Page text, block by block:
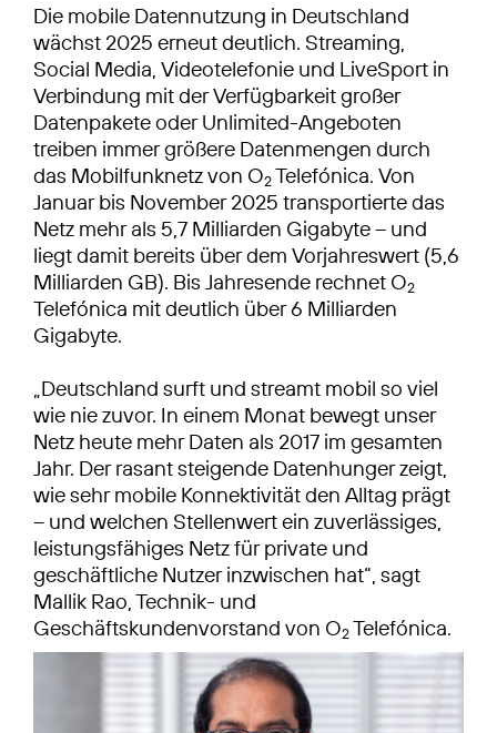
Die mobile Datennutzung in Deutschland
wächst 2025 erneut deutlich. Streaming,
Social Media, Videotelefonie und LiveSport in
Verbindung mit der Verfügbarkeit großer
Datenpakete oder Unlimited-Angeboten
treiben immer größere Datenmengen durch
das Mobilfunknetz von O2Telefónica. Von
Januar bis November 2025 transportierte das
Netz mehr als 5,7 Milliarden Gigabyte – und
liegt damit bereits über dem Vorjahreswert (5,6
Milliarden GB). Bis Jahresende rechnet O2
Telefónica mit deutlich über 6 Milliarden
Gigabyte.
„Deutschland surft und streamt mobil so viel
wie nie zuvor. In einem Monat bewegt unser
Netz heute mehr Daten als 2017 im gesamten
Jahr. Der rasant steigende Datenhunger zeigt,
wie sehr mobile Konnektivität den Alltag prägt
– und welchen Stellenwert ein zuverlässiges,
leistungsfähiges Netz für private und
geschäftliche Nutzer inzwischen hat“, sagt
Mallik Rao, Technik- und
Geschäftskundenvorstand von O2Telefónica.